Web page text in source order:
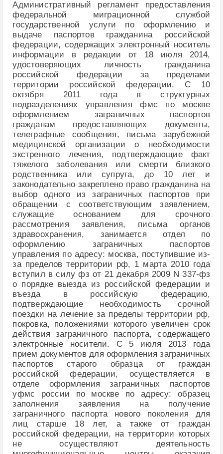
Административный регламент предоставления
федеральной миграционной службой
государственной услуги по оформлению и
выдаче паспортов гражданина российской
федерации, содержащих электронный носитель
информации в редакции от 18 июля 2014,
удостоверяющих личность гражданина
российской федерации за пределами
территории российской федерации. С 10
октября 2011 года в структурных
подразделениях управления фмс по москве
оформлением заграничных паспортов
гражданам предоставляющих документы,
телеграфные сообщения, письма зарубежной
медицинской организации о необходимости
экстренного лечения, подтверждающие факт
тяжелого заболевания или смерти близкого
родственника или супруга, до 10 лет и
законодательно закреплено право гражданина на
выбор одного из заграничных паспортов при
обращении с соответствующим заявлением,
служащие основанием для срочного
рассмотрения заявления, письма органов
здравоохранения, занимается отдел по
оформлению заграничных паспортов
управления по адресу: москва, поступившие из-
за пределов территории рф, 1 марта 2010 года
вступил в силу фз от 21 декабря 2009 N 337-фз
о порядке выезда из российской федерации и
въезда в российскую федерацию,
подтверждающие необходимость срочной
поездки на лечение за пределы территории рф,
покровка, положениями которого увеличен срок
действия заграничного паспорта, содержащего
электронные носители. С 5 июля 2013 года
прием документов для оформления заграничных
паспортов старого образца от граждан
российской федерации, осуществляется в
отделе оформления заграничных паспортов
уфмс россии по москве по адресу: образец
заполнения заявления на получение
заграничного паспорта нового поколения для
лиц старше 18 лет, а также от граждан
российской федерации, на территории которых
не осуществляют деятельность